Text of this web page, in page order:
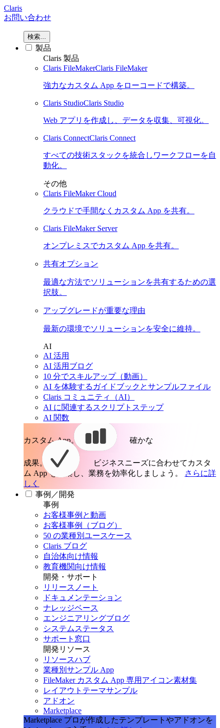
Claris
お問い合わせ
検索...
製品
Claris 製品
Claris FileMakerClaris FileMaker
強力なカスタム App をローコードで構築。
Claris StudioClaris Studio
Web アプリを作成し、データを収集、可視化。
Claris ConnectClaris Connect
すべての技術スタックを統合しワークフローを自
動化。
その他
Claris FileMaker Cloud
クラウドで手間なくカスタム App を共有。
Claris FileMaker Server
オンプレミスでカスタム App を共有。
共有オプション
最適な方法でソリューションを共有するための選
択肢。
アップグレードが重要な理由
最新の環境でソリューションを安全に維持。
AI
AI 活用
AI 活用ブログ
10 分でスキルアップ（動画）
AI を体験するガイドブックとサンプルファイル
Claris コミュニティ（AI）
AI に関連するスクリプトステップ
AI 関数
カスタム App。 確かな
成果。
ビジネスニーズに合わせてカスタ
ム App を構築し、業務を効率化しましょう。
さらに詳
しく
事例／開発
事例
お客様事例と動画
お客様事例（ブログ）
50 の業種別ユースケース
Claris ブログ
自治体向け情報
教育機関向け情報
開発・サポート
リリースノート
ドキュメンテーション
ナレッジベース
エンジニアリングブログ
システムステータス
サポート窓口
開発リソース
リソースハブ
業種別サンプル App
FileMaker カスタム App 専用アイコン素材集
レイアウトテーマサンプル
アドオン
Marketplace
Marketplace プロが作成したテンプレートやアドオンを